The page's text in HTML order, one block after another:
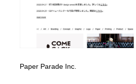
Paper Parade Inc.